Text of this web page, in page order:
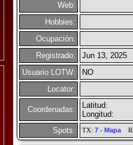
Web:
Hobbies:
Ocupación:
Registrado:
Jun 13, 2025
Usuario LOTW:
NO
Locator:
Coordenadas:
Latitud:
Longitud:
Spots:
TX: 7- Mapa